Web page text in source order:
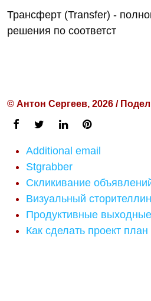
Трансферт (Transfer) -
решения по соответст
© Антон Сергеев, 2026 /
Additional email
Stgrabber
Скликивание
Визуальный
Продуктивные выходные
Как сделать проект план